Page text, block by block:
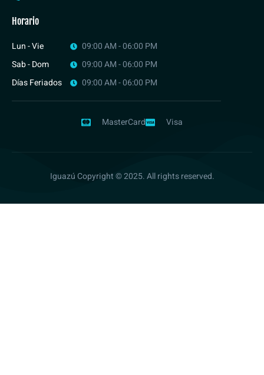
Horario
Lun - Vie
Sab - Dom
Días Feriados
09:00 AM - 06:00 PM
09:00 AM - 06:00 PM
09:00 AM - 06:00 PM
MasterCard Visa
Iguazú Copyright © 2025. All rights reserved.